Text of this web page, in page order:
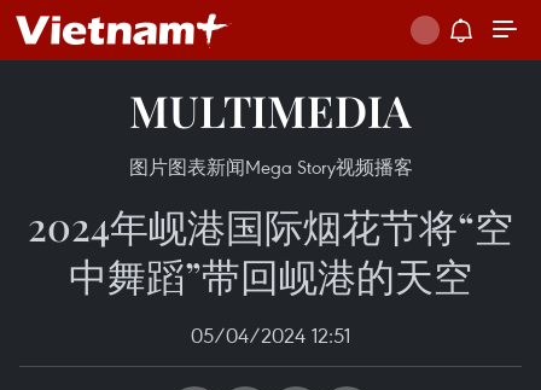
MULTIMEDIA
图片图表新闻Mega Story视频播客
2024年岘港国际烟花节将“空
中舞蹈”带回岘港的天空
05/04/2024 12:51